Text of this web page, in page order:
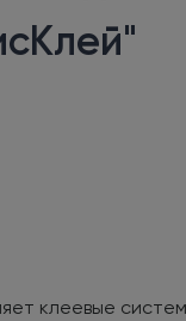
клеевые